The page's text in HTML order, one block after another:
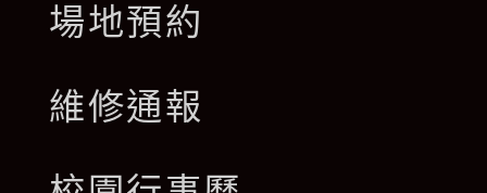
場地預約
維修通報